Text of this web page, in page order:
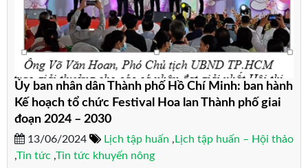
Ủy ban nhân dân Thành phố Hồ Chí Minh: ban hành
Kế hoạch tổ chức Festival Hoa lan Thành phố giai
đoạn 2024 – 2030
13/06/2024 Lịch tập huấn , Lịch tập huấn – Hội thảo
,Tin tức ,Tin tức khuyến nông